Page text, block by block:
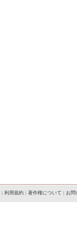
| 利用規約 | 著作権について | お問